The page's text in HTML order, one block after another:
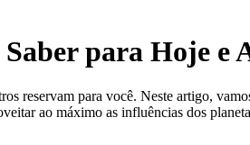
para Hoje e
reservam para você. Neste artigo,
ao máximo as influências dos